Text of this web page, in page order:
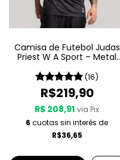
Camisa de Futebol Judas
Priest W A Sport – Metal
(16)
R$219,90
R$ 208,91 via Pix
6 cuotas sin interés de
R$36,65